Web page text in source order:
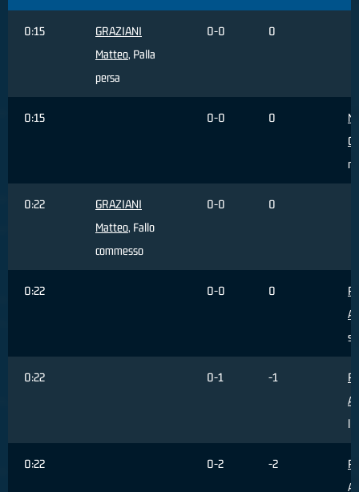
0:15
GRAZIANI
Matteo, Palla
persa
0-0 0
0:15 0-0 0
0:22
GRAZIANI
Matteo, Fallo
commesso
0-0 0
0:22 0-0 0
0:22 0-1 -1
0:22 0-2 -2